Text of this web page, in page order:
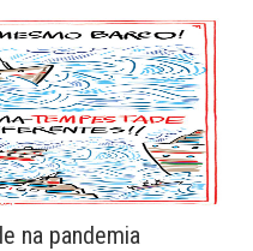
na pandemia